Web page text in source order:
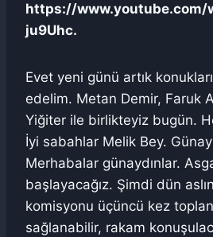
https://www.youtube.com/
ju9Uhc.
Evet yeni günü artık
edelim. Metan Demir, Faruk
Yiğiter ile birlikteyiz bugün.
İyi sabahlar Melik Bey.
Merhabalar günaydınlar.
başlayacağız. Şimdi dün
komisyonu üçüncü kez
sağlanabilir, rakam